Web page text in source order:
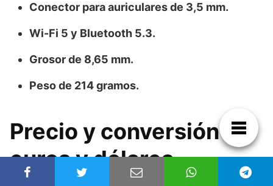
Conector para auriculares de 3,5 mm.
Wi-Fi 5 y Bluetooth 5.3.
Grosor de 8,65 mm.
Peso de 214 gramos.
Precio y conversión a
euros y dólares